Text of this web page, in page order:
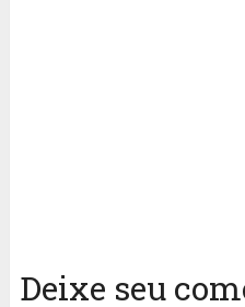
Deixe seu